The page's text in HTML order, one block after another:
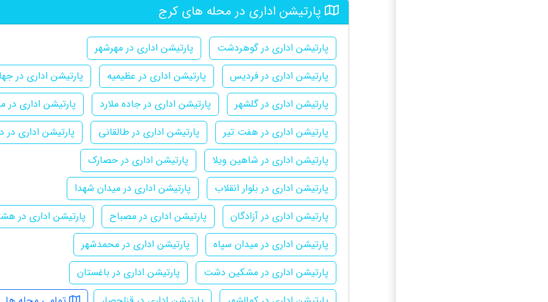
پارتیشن اداری در محله های کرج
پارتیشن اداری در گوهردشت
پارتیشن اداری در مهرشهر
پارتیشن اداری در فردیس
پارتیشن اداری در عظیمیه
پارتیشن اداری در
پارتیشن اداری در گلشهر
پارتیشن اداری در جاده ملارد
پارتیشن اداری در
پارتیشن اداری در هفت تیر
پارتیشن اداری در طالقانی
پارتیشن اداری در
پارتیشن اداری در شاهین ویلا
پارتیشن اداری در حصارک
پارتیشن اداری در بلوار انقلاب
پارتیشن اداری در میدان شهدا
پارتیشن اداری در آزادگان
پارتیشن اداری در مصباح
پارتیشن اداری در
پارتیشن اداری در میدان سپاه
پارتیشن اداری در محمدشهر
پارتیشن اداری در مشکین دشت
پارتیشن اداری در باغستان